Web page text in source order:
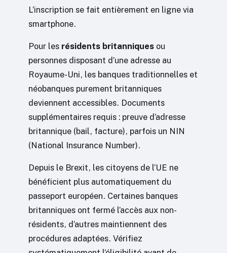
L’inscription se fait entièrement en ligne via
smartphone.
Pour les résidents britanniques ou
personnes disposant d’une adresse au
Royaume-Uni, les banques traditionnelles et
néobanques purement britanniques
deviennent accessibles. Documents
supplémentaires requis : preuve d’adresse
britannique (bail, facture), parfois un NIN
(National Insurance Number).
Depuis le Brexit, les citoyens de l’UE ne
bénéficient plus automatiquement du
passeport européen. Certaines banques
britanniques ont fermé l’accès aux non-
résidents, d’autres maintiennent des
procédures adaptées. Vérifiez